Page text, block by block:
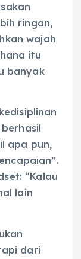
ringan,
wajah
itu
banyak
apa pun,
“Kalau
lain
dari